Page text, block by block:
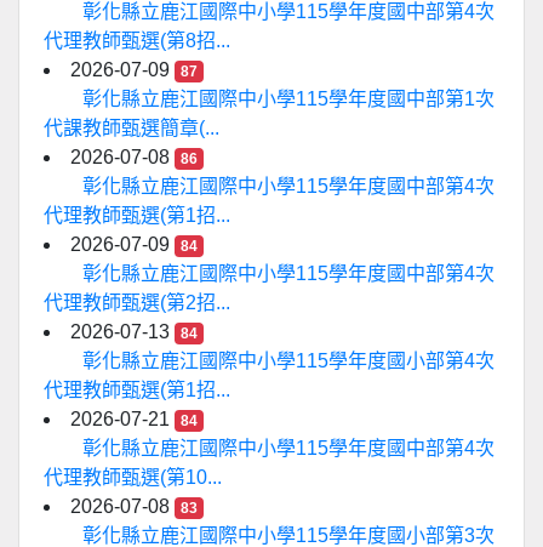
彰化縣立鹿江國際中小學115學年度國中部第4次
代理教師甄選(第8招...
2026-07-09
87
彰化縣立鹿江國際中小學115學年度國中部第1次
代課教師甄選簡章(...
2026-07-08
86
彰化縣立鹿江國際中小學115學年度國中部第4次
代理教師甄選(第1招...
2026-07-09
84
彰化縣立鹿江國際中小學115學年度國中部第4次
代理教師甄選(第2招...
2026-07-13
84
彰化縣立鹿江國際中小學115學年度國小部第4次
代理教師甄選(第1招...
2026-07-21
84
彰化縣立鹿江國際中小學115學年度國中部第4次
代理教師甄選(第10...
2026-07-08
83
彰化縣立鹿江國際中小學115學年度國小部第3次